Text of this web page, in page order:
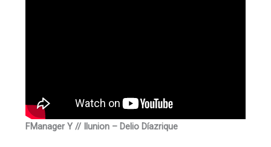
FManager Y // Ilunion – Delio Díazrique